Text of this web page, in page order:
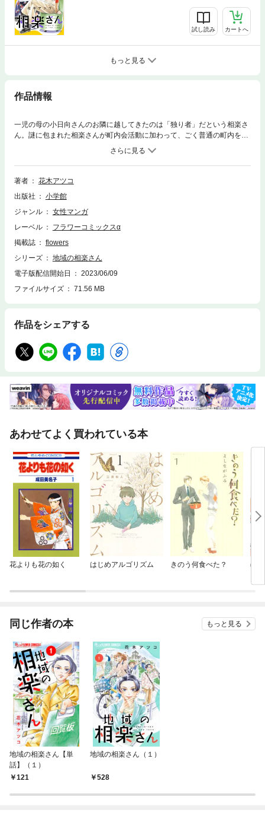
試し読み カートへ
もっと見る
作品情報
一児の母の小日向さんのお隣に越してきたのは「独り者」だという相楽さ
ん。謎に包まれた相楽さんが町内会活動に加わって、ごく普通の町内を変
えていく!?推理力と行動力のある相楽さんの正体は…？ 笑いあり涙あ
り、ご近所ミステリアスコメディ。
著者
花木アツコ
出版社
小学館
ジャンル
女性マンガ
レーベル
フラワーコミックスα
掲載誌
flowers
シリーズ
地域の相楽さん
電子版配信開始日
2023/06/09
ファイルサイズ
71.56 MB
作品をシェアする
あわせてよく買われている本
花よりも花の如く はじめアルゴリズム きのう何食べた？ ぼ
同じ作者の本 もっと見る
地域の相楽さん【単
話】（１）
121
地域の相楽さん（１）
528